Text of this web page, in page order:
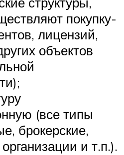
покупку-
лицензий,
объектов
(все типы
брокерские,
и т.п.).